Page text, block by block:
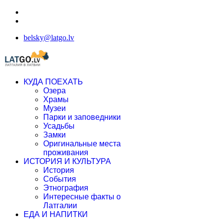
belsky@latgo.lv
КУДА ПОЕХАТЬ
Озера
Храмы
Музеи
Парки и заповедники
Усадьбы
Замки
Оригинальные места
проживания
ИСТОРИЯ И КУЛЬТУРА
История
События
Этнография
Интересные факты о
Латгалии
ЕДА И НАПИТКИ